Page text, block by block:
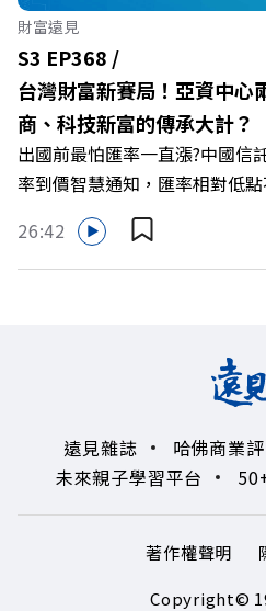
🔺最有人情味的文化橋梁！從
共好實踐 主持人／遠見雜誌副
興 與談人／遠東SOGO百貨董
袋的盲點，也順手理清生活的雜
https://gvmkt.pse.is/9al3px ✨
LINE：https://reurl.cc/A4ELQp
https://bit.ly/3AjBWNV YT：
Powered by Firstory Hosting
財富遠見
S3 EP368 /
台灣財富新賽局！亞資中心
商、科技新富的傳承大計？
出國前最怕匯率一直漲?中國信
率到價智慧通知，匯率相對低
最高減3分等優惠 立即設定：
投資外幣如幣別轉換可能產生匯
況審慎投資。 完整注意事項詳
在政府力推「亞洲資產管理中
年的關鍵時刻，台灣的投信、
到遠見資深主編廖君雅，帶你
財富版圖重組。 🔺資產管理大
金融重鎮？ 🔺不只是口號！主
綁落實百年傳承？ 🔺高雄專區
富生態系？ 主持人／遠見雜誌
26:42
遠見雜誌 哈佛商業
未來親子學習平台
著作權聲明
Copyright©